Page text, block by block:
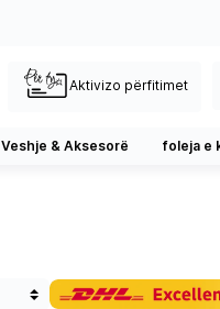
Aktivizo përfitimet
Veshje & Aksesorë foleja e